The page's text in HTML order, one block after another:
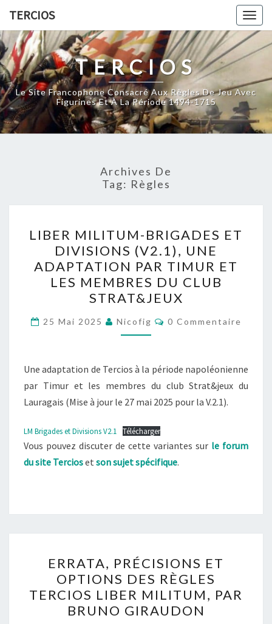
content
TERCIOS
TERCIOS
Le Site Francophone Consacré Aux Règles De Jeu Avec
Figurines Et À La Période 1494-1715
Archives De
Tag: Règles
MILITUM-
BRIGADES
ET
DIVISIONS
(V2.1),
UNE
ADAPTATION
TIMUR
ET
LES
DU
CLUB
STRAT&JEUX
LIBER MILITUM-BRIGADES ET
DIVISIONS (V2.1), UNE
ADAPTATION PAR TIMUR ET
LES MEMBRES DU CLUB
STRAT&JEUX
25 Mai 2025 Nicofig Commentaires
0 Commentaire
Une adaptation de Tercios à la période napoléonienne
par Timur et les membres du club Strat&jeux du
Lauragais (Mise à jour le 27 mai 2025 pour la V.2.1).
LM Brigades et Divisions V2.1 Télécharger
Vous pouvez discuter de cette variantes sur le forum
du site Tercioset son sujet spécifique.
PRÉCISIONS
ET
OPTIONS
DES
ERRATA, PRÉCISIONS ET
OPTIONS DES RÈGLES
TERCIOS LIBER MILITUM, PAR
BRUNO GIRAUDON